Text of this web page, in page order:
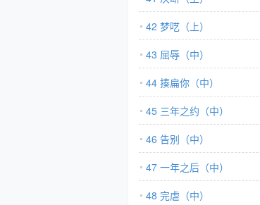
42 梦呓（上）
43 屈辱（中）
44 揍扁你（中）
45 三年之约（中）
46 告别（中）
47 一年之后（中）
48 完虐（中）